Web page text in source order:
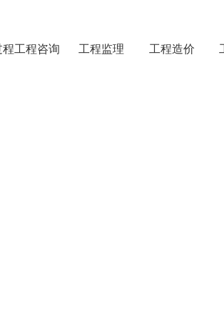
工程咨询 工程监理 工程造价